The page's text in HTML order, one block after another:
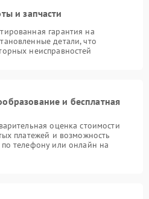
и запчасти
гарантия на
детали, что
неисправностей
и бесплатная
оценка стоимости
платежей и возможность
телефону или онлайн на